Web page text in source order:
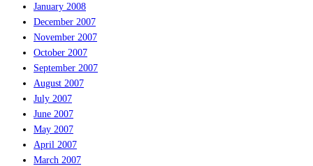
January 2008
December 2007
November 2007
October 2007
September 2007
August 2007
July 2007
June 2007
May 2007
April 2007
March 2007